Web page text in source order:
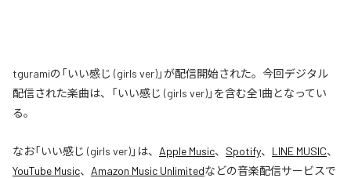
tguramiの「いい感じ (girls ver)」が配信開始された。今回デジタル
配信された楽曲は、「いい感じ (girls ver)」を含む全1曲となってい
る。
なお「いい感じ (girls ver)」は、 Apple Music、 Spotify、 LINE MUSIC、
YouTube Music、 Amazon Music Unlimitedなどの音楽配信サービスで